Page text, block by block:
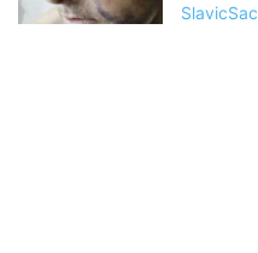
SlavicSac